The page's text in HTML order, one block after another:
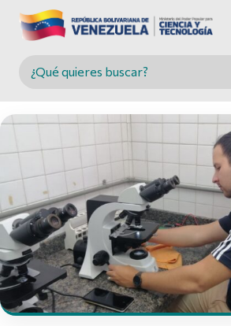
Buscar en MINCYT